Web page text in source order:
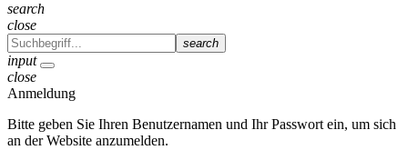
search
close
search
input
close
Anmeldung
Bitte geben Sie Ihren Benutzernamen und Ihr Passwort ein, um sich
an der Website anzumelden.